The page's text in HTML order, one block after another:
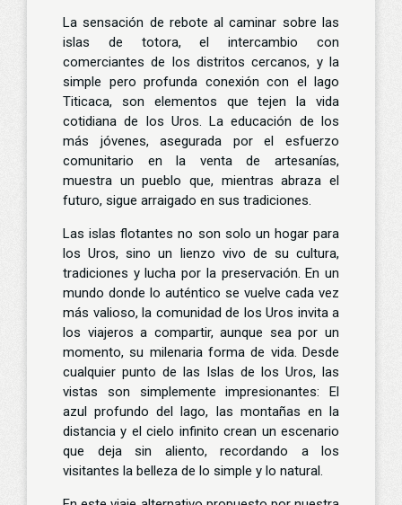
La sensación de rebote al caminar sobre las
islas de totora, el intercambio con
comerciantes de los distritos cercanos, y la
simple pero profunda conexión con el lago
Titicaca, son elementos que tejen la vida
cotidiana de los Uros. La educación de los
más jóvenes, asegurada por el esfuerzo
comunitario en la venta de artesanías,
muestra un pueblo que, mientras abraza el
futuro, sigue arraigado en sus tradiciones.
Las islas flotantes no son solo un hogar para
los Uros, sino un lienzo vivo de su cultura,
tradiciones y lucha por la preservación. En un
mundo donde lo auténtico se vuelve cada vez
más valioso, la comunidad de los Uros invita a
los viajeros a compartir, aunque sea por un
momento, su milenaria forma de vida. Desde
cualquier punto de las Islas de los Uros, las
vistas son simplemente impresionantes: El
azul profundo del lago, las montañas en la
distancia y el cielo infinito crean un escenario
que deja sin aliento, recordando a los
visitantes la belleza de lo simple y lo natural.